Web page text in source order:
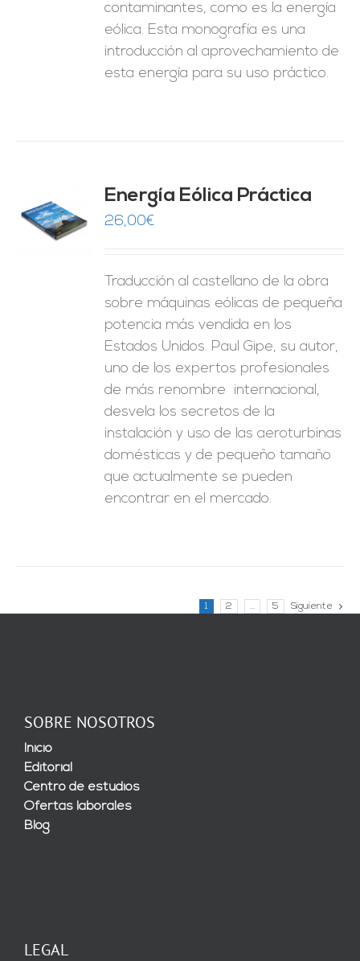
contaminantes, como es la energía
eólica. Esta monografía es una
introducción al aprovechamiento de
esta energía para su uso práctico.
Energía Eólica Práctica
26,00€
Traducción al castellano de la obra
sobre máquinas eólicas de pequeña
potencia más vendida en los
Estados Unidos. Paul Gipe, su autor,
uno de los expertos profesionales
de más renombre internacional,
desvela los secretos de la
instalación y uso de las aeroturbinas
domésticas y de pequeño tamaño
que actualmente se pueden
encontrar en el mercado.
1 2 … 5 Siguiente
SOBRE NOSOTROS
Inicio
Editorial
Centro de estudios
Ofertas laborales
Blog
LEGAL